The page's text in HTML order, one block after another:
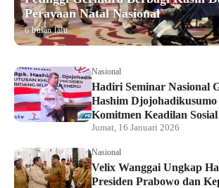
Perayaan Natal Nasional
6 bulan lalu
Nasional
Hadiri Seminar Nasional
Hashim Djojohadikusumo
Komitmen Keadilan
Jumat, 16 Januari 2026
Nasional
Velix Wanggai Ungkap
Presiden Prabowo dan